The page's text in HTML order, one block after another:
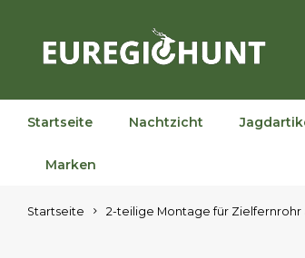
Startseite Nachtzicht
Marken
Startseite 2-teilige Montage für Zielfernrohr